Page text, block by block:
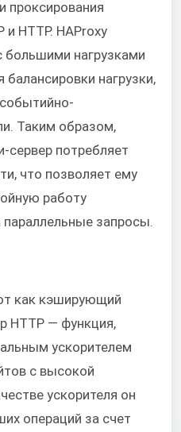
проксирования
и HTTP. HAProxy
большими нагрузками
нагрузки,
Таким образом,
сервер потребляет
что позволяет ему
работу
запросы.
как кэширующий
HTTP — функция,
ускорителем
с высокой
ускорителя он
операций за счет